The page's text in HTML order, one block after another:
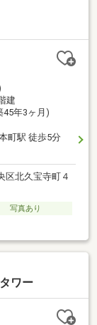
建
45年3ヶ月)
町駅 徒歩5分
区北久宝寺町４
写真あり
ワー